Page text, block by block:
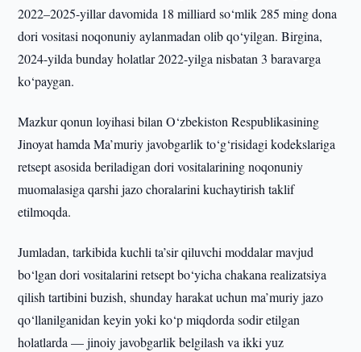
2022–2025-yillar davomida 18 milliard so‘mlik 285 ming dona
dori vositasi noqonuniy aylanmadan olib qo‘yilgan. Birgina,
2024-yilda bunday holatlar 2022-yilga nisbatan 3 baravarga
ko‘paygan.
Mazkur qonun loyihasi bilan O‘zbekiston Respublikasining
Jinoyat hamda Ma’muriy javobgarlik to‘g‘risidagi kodekslariga
retsept asosida beriladigan dori vositalarining noqonuniy
muomalasiga qarshi jazo choralarini kuchaytirish taklif
etilmoqda.
Jumladan, tarkibida kuchli ta’sir qiluvchi moddalar mavjud
bo‘lgan dori vositalarini retsept bo‘yicha chakana realizatsiya
qilish tartibini buzish, shunday harakat uchun ma’muriy jazo
qo‘llanilganidan keyin yoki ko‘p miqdorda sodir etilgan
holatlarda — jinoiy javobgarlik belgilash va ikki yuz